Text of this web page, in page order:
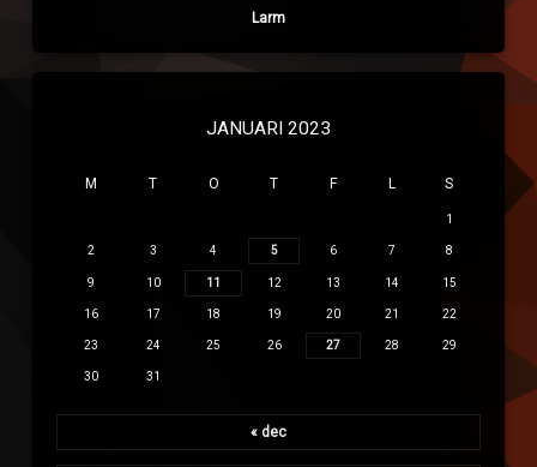
Larm
JANUARI 2023
M T O T F L S
1
2 3 4 5 6 7 8
9 10 11 12 13 14 15
16 17 18 19 20 21 22
23 24 25 26 27 28 29
30 31
« dec